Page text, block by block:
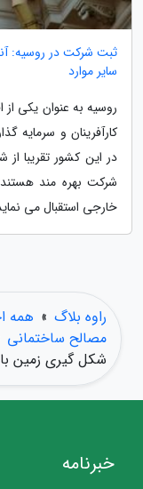
ثبت شرکت در روسیه:
سایر موارد
روسیه به عنوان یکی از
کارآفرینان و سرمایه
در این کشور تقریبا
شرکت بهره مند
خارجی استقبال می
راوه بلاگ » همه
مصالح ساختمانی
شکل گیری زمین
خبرنامه